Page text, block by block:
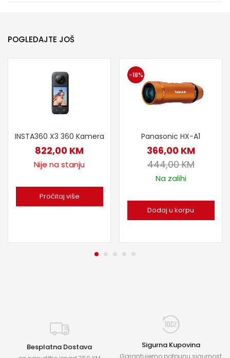
POGLEDAJTE JOŠ
INSTA360 X3 360 Kamera
822,00 KM
Nije na stanju
Pročitaj više
-18%
Panasonic HX-A1
366,00 KM
444,00KM
Na zalihi
Dodaj u korpu
Besplatna Dostava Sigurna Kupovina
Garantujemo potpunu sigurnost